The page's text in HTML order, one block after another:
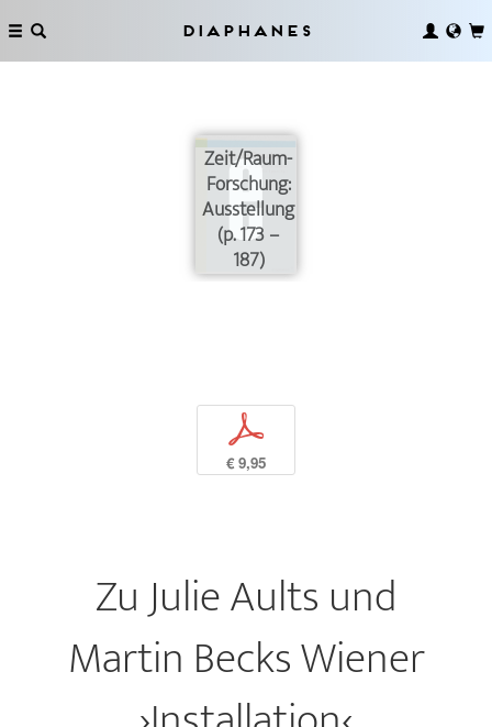
Diaphanes
Zeit/Raum-
Forschung:
Ausstellung
(p. 173 –
187)
p
€ 9,95
Zu Julie Aults und
Martin Becks Wiener